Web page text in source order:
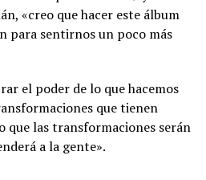
«creo que hacer este álbum
para sentirnos un poco más
el poder de lo que hacemos
que tienen
que las transformaciones serán
a la gente».